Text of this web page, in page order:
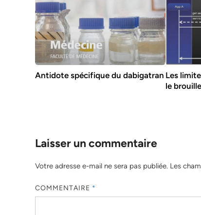
Antidote spécifique du dabigatran Les
le
Laisser un commentaire
Votre adresse e-mail ne sera pas publiée. Les
COMMENTAIRE *